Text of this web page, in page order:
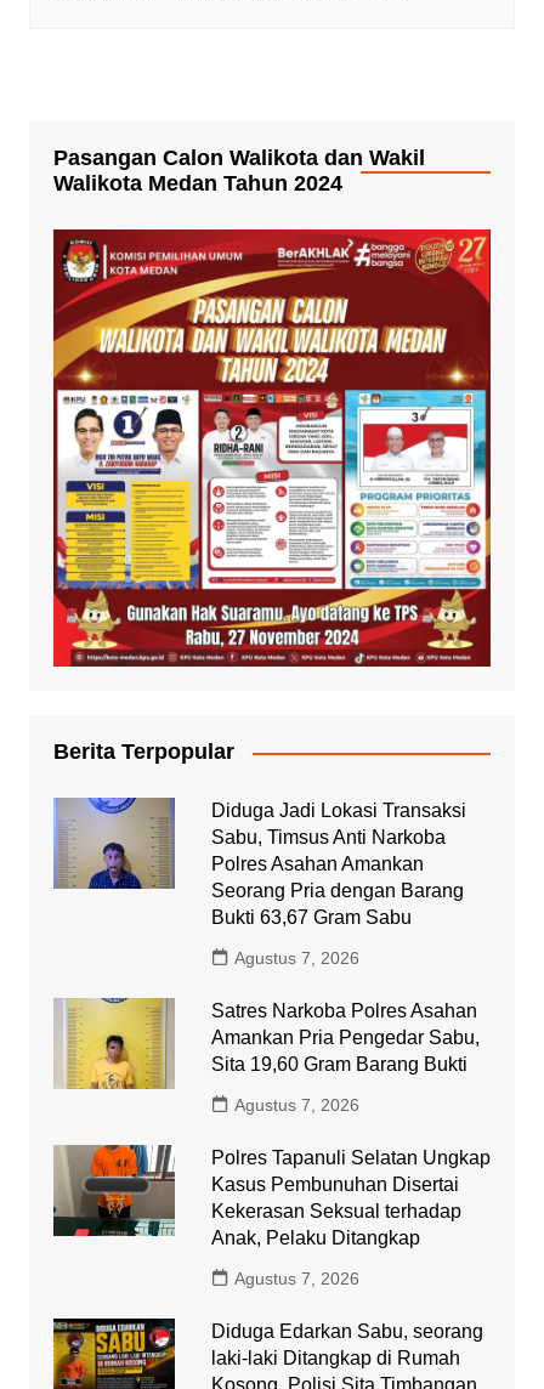
Pasangan Calon Walikota dan Wakil
Walikota Medan Tahun 2024
Berita Terpopular
Diduga Jadi Lokasi Transaksi
Sabu, Timsus Anti Narkoba
Polres Asahan Amankan
Seorang Pria dengan Barang
Bukti 63,67 Gram Sabu
Agustus 7, 2026
Satres Narkoba Polres Asahan
Amankan Pria Pengedar Sabu,
Sita 19,60 Gram Barang Bukti
Agustus 7, 2026
Polres Tapanuli Selatan Ungkap
Kasus Pembunuhan Disertai
Kekerasan Seksual terhadap
Anak, Pelaku Ditangkap
Agustus 7, 2026
Diduga Edarkan Sabu, seorang
laki-laki Ditangkap di Rumah